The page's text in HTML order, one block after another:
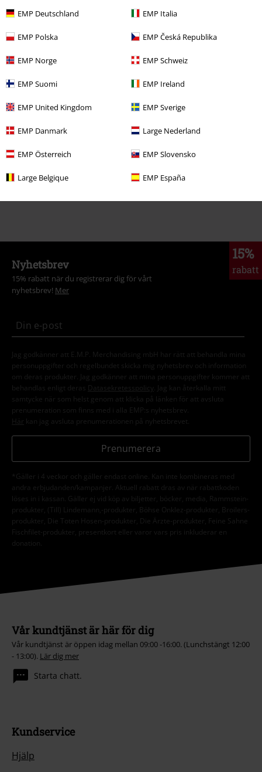
EMP Deutschland EMP Italia
EMP Polska EMP Česká Republika
EMP Norge EMP Schweiz
EMP Suomi EMP Ireland
EMP United Kingdom EMP Sverige
EMP Danmark Large Nederland
EMP Österreich EMP Slovensko
Large Belgique EMP España
Kläder & accessoarer
Tjejer
15%
rabatt
Nyhetsbrev
15% rabatt när du registrerar dig för vårt
nyhetsbrev! Mer
Jag godkänner att E.M.P. Merchandising mbH har rätt att behandla mina
personuppgifter och regelbundet skicka mig nyhetsbrev och information
om deras produkter. Jag godkänner att mina personuppgifter kommer att
behandlas enligt deras
Datasekretesspolicy
. Jag kan återkalla mitt
samtycke när som helst genom att klicka på länken för att avsluta
prenumeration som finns med i alla EMP:s nyhetsbrev.
Här kan jag avsluta prenumerationen på nyhetsbrevet.
Prenumerera
*Gäller i 4 veckor och gäller endast online. Kan inte kombineras med
andra erbjudanden/kampanjer. Aktuell rabatt dras av när rabattkoden
löses in i kassan. Gäller ej vid köp av biljetter, böcker, media, Rammstein-
produkter, (Till) Lindemann,-produkter, Böhse Onklez-produkter, Broilers-
produkter, Die Toten Hosen-produkter, Die Ärzte-produkter, Feine Sahne
Fischfilet-produkter, presentkort eller varor vars pris inkluderar en
donation.
Vår kundtjänst är här för dig
Vår kundtjänst är öppen idag mellan 09:00 -16:00. (Lunchstängt 12:00
- 13:00). Lär dig mer
Starta chatt.
Kundservice
Hjälp